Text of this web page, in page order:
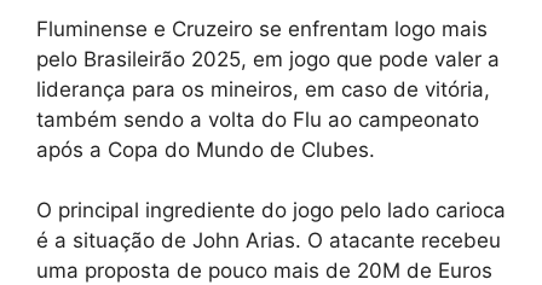
Fluminense e Cruzeiro se enfrentam logo mais
pelo Brasileirão 2025, em jogo que pode valer a
liderança para os mineiros, em caso de vitória,
também sendo a volta do Flu ao campeonato
após a Copa do Mundo de Clubes.
O principal ingrediente do jogo pelo lado carioca
é a situação de John Arias. O atacante recebeu
uma proposta de pouco mais de 20M de Euros